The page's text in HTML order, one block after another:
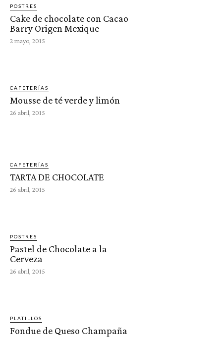
POSTRES
Cake de chocolate con Cacao
Barry Origen Mexique
2 mayo, 2015
CAFETERÍAS
Mousse de té verde y limón
26 abril, 2015
CAFETERÍAS
TARTA DE CHOCOLATE
26 abril, 2015
POSTRES
Pastel de Chocolate a la
Cerveza
26 abril, 2015
PLATILLOS
Fondue de Queso Champaña